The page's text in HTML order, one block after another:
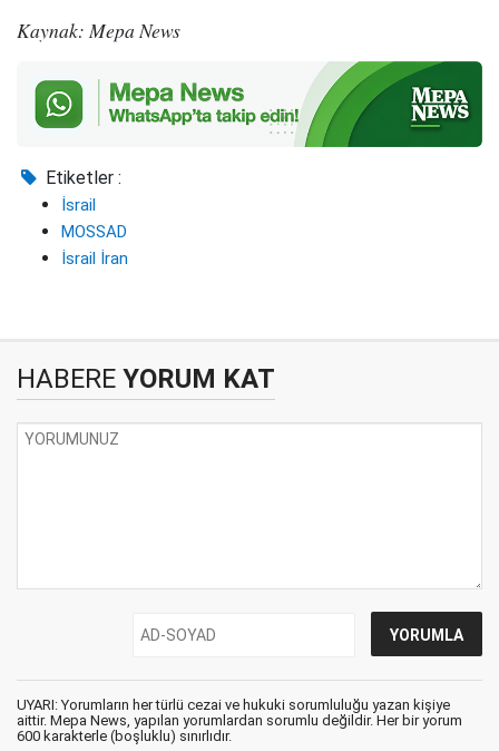
Kaynak: Mepa News
Etiketler :
İsrail
MOSSAD
İsrail İran
HABERE YORUM KAT
UYARI: Yorumların her türlü cezai ve hukuki sorumluluğu yazan kişiye
aittir. Mepa News, yapılan yorumlardan sorumlu değildir. Her bir yorum
600 karakterle (boşluklu) sınırlıdır.